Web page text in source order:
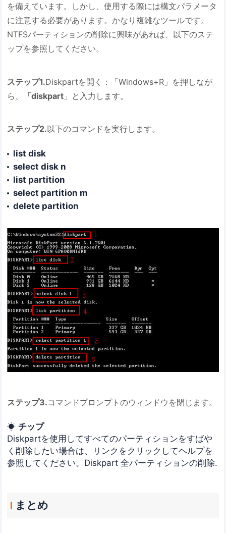
を備えています。しかし、使用する際には構文パラメータ
に注意する必要があります。かなり複雑なツールです。
NTFSパーティションの削除に興味があれば、以下のステ
ップを参照してください。
ステップ1.Diskpartを開く：「Windows+R」を押しなが
ら、
「diskpart 」と入力します。
ステップ2.以下のコマンドを実行します。
list disk
select disk n
list partition
select partition m
delete partition
ステップ3.コマンドプロンプトのウィンドウを閉じます。
 チップ
Diskpartを使用してすべてのパーティションをすばや
く削除したい場合は、リンクをクリックしてヘルプを
参照してください。Diskpart 全パーティションの削除.
まとめ